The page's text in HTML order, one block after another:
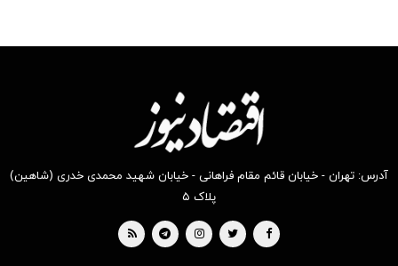
آدرس: تهران - خیابان قائم مقام فراهانی - خیابان شهید محمدی خدری (شاهین)
پلاک ۵